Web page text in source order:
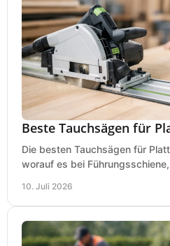
Beste Tauchsägen für
Die besten Tauchsägen für
worauf es bei
10. Juli 2026